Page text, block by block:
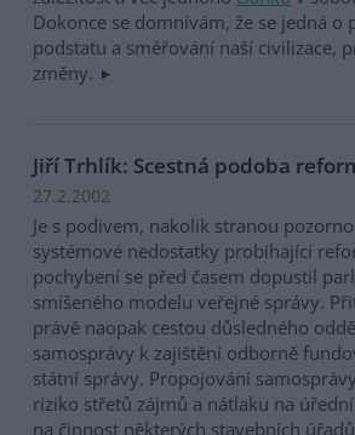
Dokonce se domnívám, že se jedná o
podstatu a směřování naší civilizace,
změny.
Jiří Trhlík: Scestná podoba
27.2.2002
Je s podivem, nakolik stranou
systémové nedostatky probíhající
pochybení se před časem dopustil
smíšeného modelu veřejné správy.
právě naopak cestou důsledného
samosprávy k zajištění odborně
státní správy. Propojování
riziko střetů zájmů a nátlaku na
na činnost některých stavebních